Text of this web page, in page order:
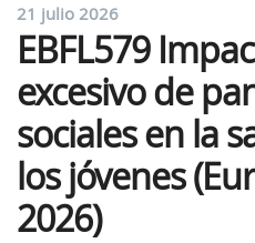
21 julio 2026
EBFL579
excesivo de
sociales en la
los jóvenes
2026)